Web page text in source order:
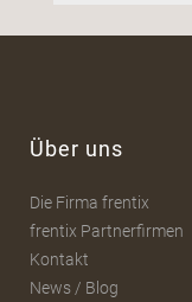
Über uns
Die Firma frentix
frentix Partnerfirmen
Kontakt
News / Blog